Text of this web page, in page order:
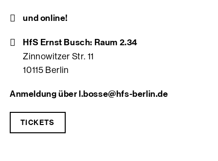
und online!
HfS Ernst Busch: Raum 2.34
Zinnowitzer Str. 11
10115 Berlin
Anmeldung über l.bosse@hfs-berlin.de
TICKETS